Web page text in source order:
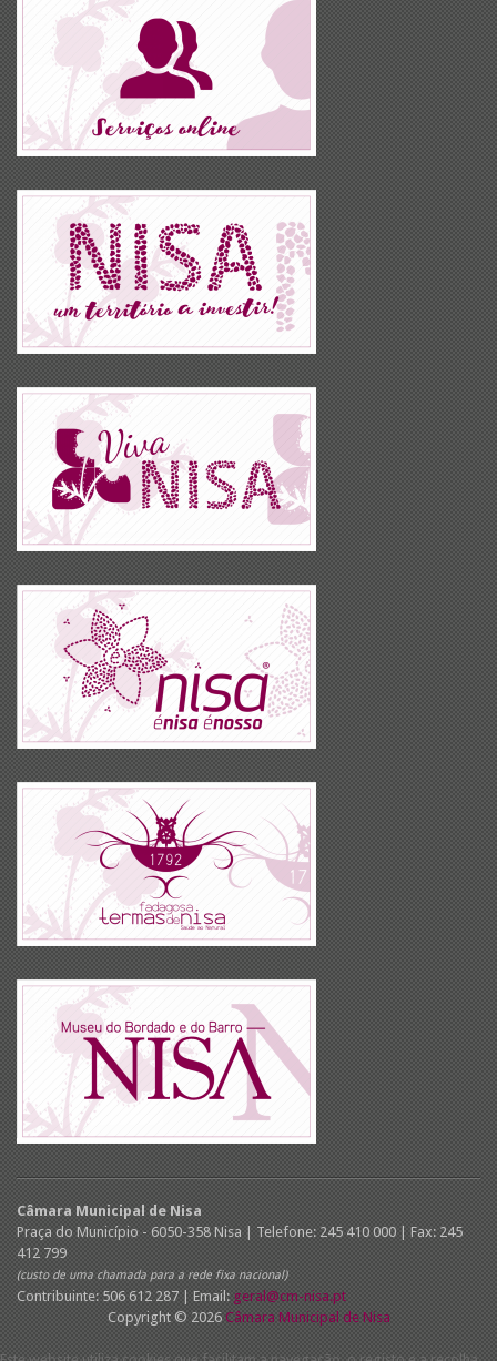
Câmara Municipal de Nisa
Praça do Município - 6050-358 Nisa | Telefone: 245 410 000 | Fax: 245
412 799
(custo de uma chamada para a rede fixa nacional)
Contribuinte: 506 612 287 | Email: geral@cm-nisa.pt
Copyright © 2026 Câmara Municipal de Nisa